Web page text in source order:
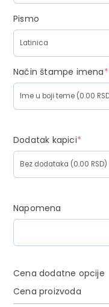
Pismo
Način štampe imena*
Dodatak kapici*
Napomena
Cena dodatne opcije
Cena proizvoda